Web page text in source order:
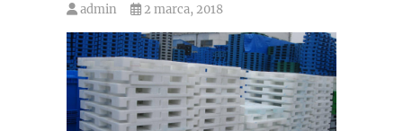
admin 2 marca, 2018